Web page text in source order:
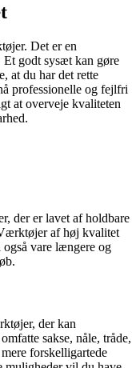
Det er en
godt sysæt kan gøre
at du har det rette
professionelle og fejlfri
at overveje kvaliteten
der er lavet af holdbare
af høj kvalitet
vare længere og
der kan
sakse, nåle, tråde,
forskelligartede